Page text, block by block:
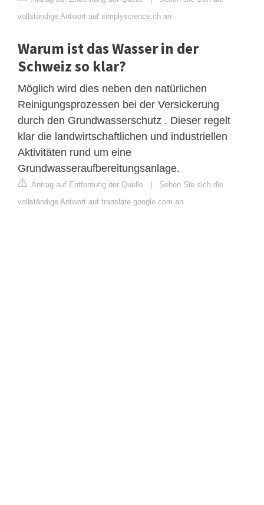
vollständige Antwort auf simplyscience.ch an
Warum ist das Wasser in der
Schweiz so klar?
Möglich wird dies neben den natürlichen
Reinigungsprozessen bei der Versickerung
durch den Grundwasserschutz . Dieser regelt
klar die landwirtschaftlichen und industriellen
Aktivitäten rund um eine
Grundwasseraufbereitungsanlage.
Antrag auf Entfernung der Quelle | Sehen Sie sich die
vollständige Antwort auf translate.google.com an